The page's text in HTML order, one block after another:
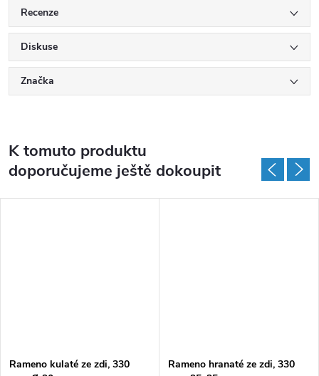
Recenze
Diskuse
Značka
K tomuto produktu
doporučujeme ještě dokoupit
Rameno kulaté ze zdi, 330
Rameno hranaté ze zdi, 330